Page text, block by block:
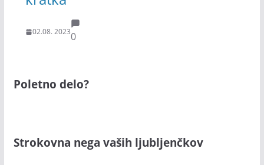
02.08. 20230
Poletno delo?
Strokovna nega vaših ljubljenčkov